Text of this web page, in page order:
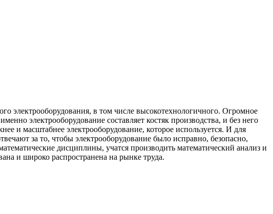
электрооборудования, в том числе высокотехнологичного. Огромное
электрооборудование составляет костяк производства, и без него
и масштабнее электрооборудование, которое используется. И для
за то, чтобы электрооборудование было исправно, безопасно,
дисциплины, учатся производить математический анализ и
и широко распространена на рынке труда.